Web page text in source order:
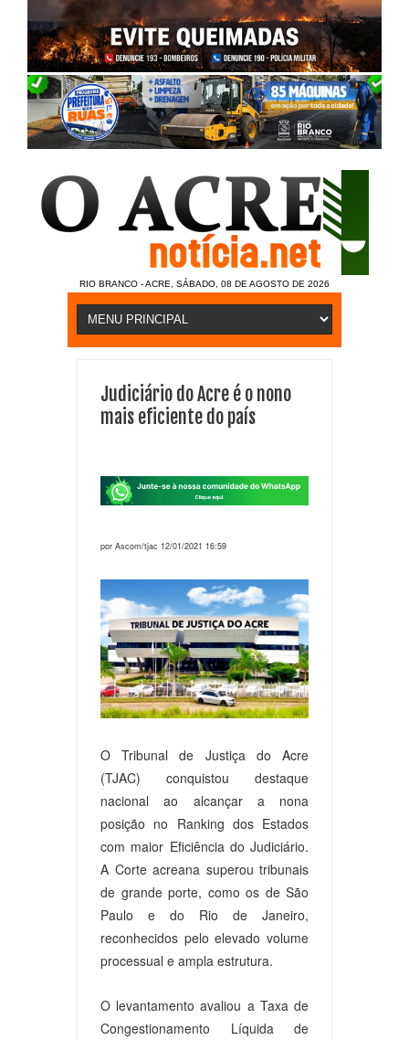
RIO BRANCO - ACRE, SÁBADO, 08 DE AGOSTO DE 2026
Judiciário do Acre é o nono
mais eficiente do país
por Ascom/tjac 12/01/2021 16:59
O Tribunal de Justiça do Acre
(TJAC) conquistou destaque
nacional ao alcançar a nona
posição no Ranking dos Estados
com maior Eficiência do Judiciário.
A Corte acreana superou tribunais
de grande porte, como os de São
Paulo e do Rio de Janeiro,
reconhecidos pelo elevado volume
processual e ampla estrutura.
O levantamento avaliou a Taxa de
Congestionamento Líquida de